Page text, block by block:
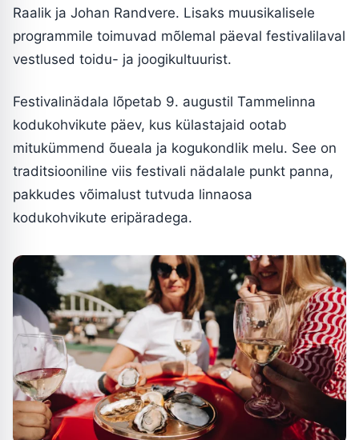
Raalik ja Johan Randvere. Lisaks muusikalisele
programmile toimuvad mõlemal päeval festivalilaval
vestlused toidu- ja joogikultuurist.
Festivalinädala lõpetab 9. augustil Tammelinna
kodukohvikute päev, kus külastajaid ootab
mitukümmend õueala ja kogukondlik melu. See on
traditsiooniline viis festivali nädalale punkt panna,
pakkudes võimalust tutvuda linnaosa
kodukohvikute eripäradega.